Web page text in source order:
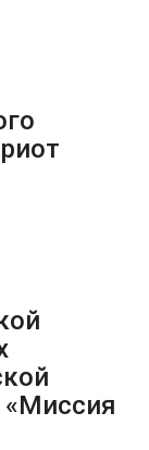
«Миссия